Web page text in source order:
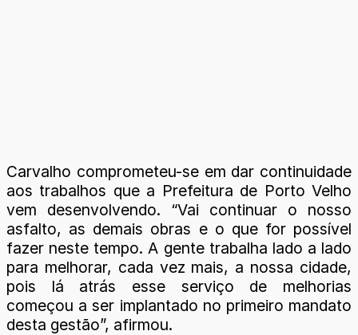
Carvalho comprometeu-se em dar continuidade
aos trabalhos que a Prefeitura de Porto Velho
vem desenvolvendo. “Vai continuar o nosso
asfalto, as demais obras e o que for possível
fazer neste tempo. A gente trabalha lado a lado
para melhorar, cada vez mais, a nossa cidade,
pois lá atrás esse serviço de melhorias
começou a ser implantado no primeiro mandato
desta gestão”, afirmou.